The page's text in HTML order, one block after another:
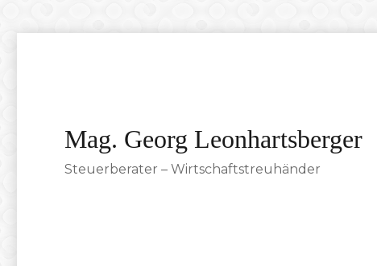
Mag. Georg Leonhartsberger
Steuerberater – Wirtschaftstreuhänder